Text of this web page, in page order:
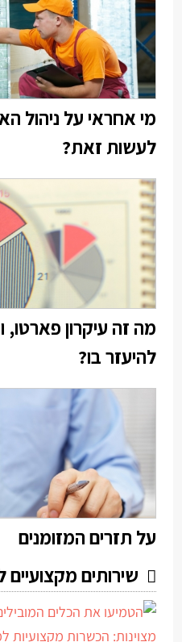
מי אחראי על ניהול
לעשות זאת?
מה זה עיקרון פארטו,
להיעזר בו?
על תזרים המזומנים
שירותים